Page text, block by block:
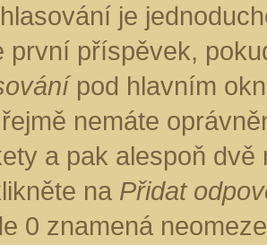
je
první příspěvek,
pod hlavním
nemáte
a pak alespoň
na Přidat
0 znamená